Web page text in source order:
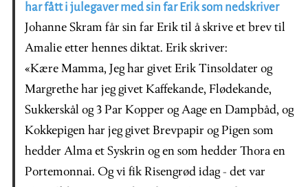
har fått i julegaver med sin far Erik som nedskriver
Johanne Skram får sin far Erik til å skrive et brev til
Amalie etter hennes diktat. Erik skriver:
«Kære Mamma, Jeg har givet Erik Tinsoldater og
Margrethe har jeg givet Kaffekande, Flødekande,
Sukkerskål og 3 Par Kopper og Aage en Dampbåd, og
Kokkepigen har jeg givet Brevpapir og Pigen som
hedder Alma et Syskrin og en som hedder Thora en
Portemonnai. Og vi fik Risengrød idag - det var